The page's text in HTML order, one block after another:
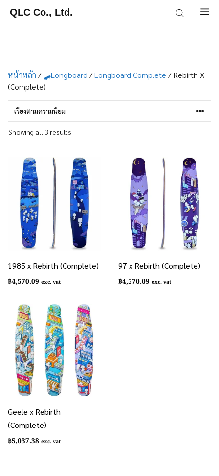
QLC Co., Ltd.
หน้าหลัก / 🛹Longboard /Longboard Complete / Rebirth X
(Complete)
Showing all 3 results
1985 x Rebirth (Complete)
฿4,570.09 exc. vat
97 x Rebirth (Complete)
฿4,570.09 exc. vat
Geele x Rebirth
(Complete)
฿5,037.38 exc. vat